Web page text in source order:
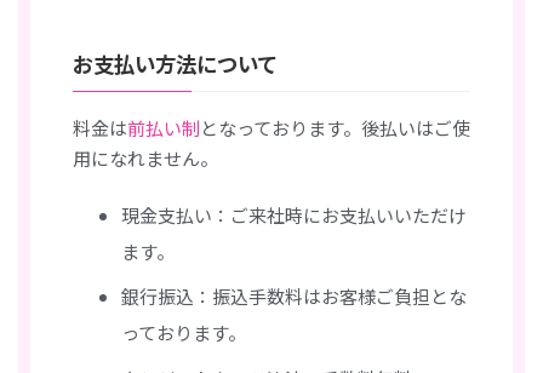
お支払い方法について
料金は前払い制となっております。後払いはご使
用になれません。
現金支払い：ご来社時にお支払いいただけ
ます。
銀行振込：振込手数料はお客様ご負担とな
っております。